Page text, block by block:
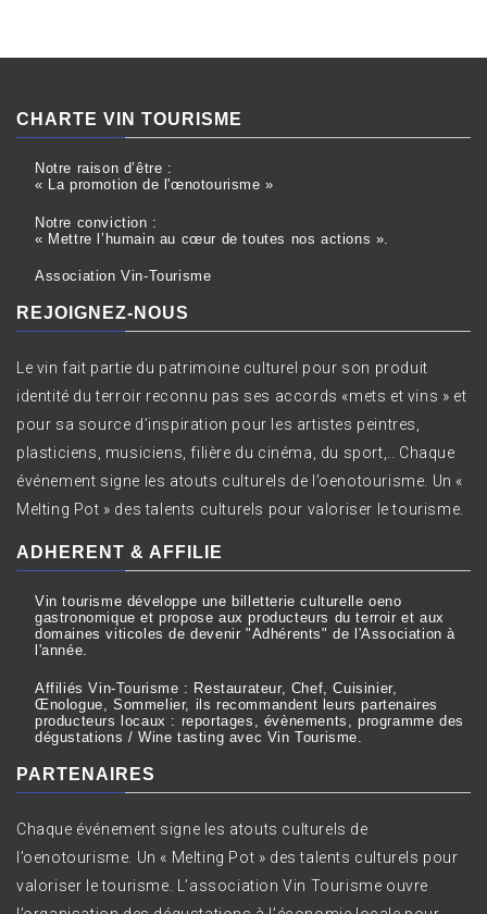
CHARTE VIN TOURISME
Notre raison d’être :
« La promotion de l'œnotourisme »
Notre conviction :
« Mettre l’humain au cœur de toutes nos actions ».
Association Vin-Tourisme
REJOIGNEZ-NOUS
Le vin fait partie du patrimoine culturel pour son produit
identité du terroir reconnu pas ses accords «mets et vins » et
pour sa source d’inspiration pour les artistes peintres,
plasticiens, musiciens, filière du cinéma, du sport,.. Chaque
événement signe les atouts culturels de l’oenotourisme. Un «
Melting Pot » des talents culturels pour valoriser le tourisme.
ADHERENT & AFFILIE
Vin tourisme développe une billetterie culturelle oeno
gastronomique et propose aux producteurs du terroir et aux
domaines viticoles de devenir "Adhérents" de l'Association à
l'année.
Affiliés Vin-Tourisme : Restaurateur, Chef, Cuisinier,
Œnologue, Sommelier, ils recommandent leurs partenaires
producteurs locaux : reportages, évènements, programme des
dégustations / Wine tasting avec Vin Tourisme.
PARTENAIRES
Chaque événement signe les atouts culturels de
l’oenotourisme. Un « Melting Pot » des talents culturels pour
valoriser le tourisme. L’association Vin Tourisme ouvre